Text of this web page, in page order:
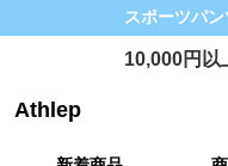
スポーツパン
10,000円以
Athlep